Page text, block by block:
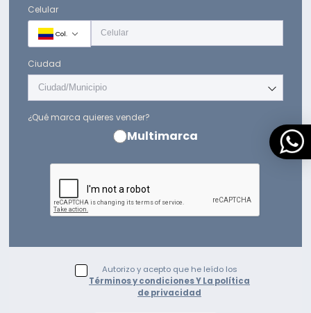
Celular
Col.
Ciudad
Ciudad/Municipio
¿Qué marca quieres vender?
Multimarca
Autorizo y acepto que he leído los
Términos y condiciones Y La política
de privacidad